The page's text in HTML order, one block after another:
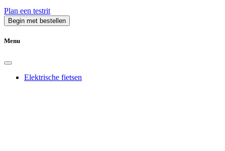
Plan een testrit
Begin met bestellen
Menu
Elektrische fietsen